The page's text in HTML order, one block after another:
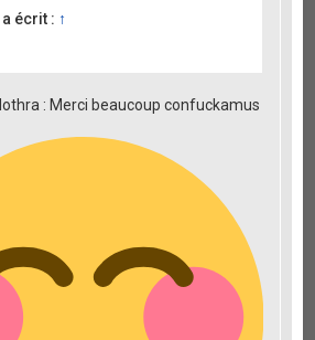
a écrit : ↑
: Merci beaucoup confuckamus